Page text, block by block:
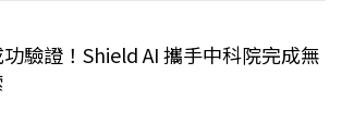
驗證！Shield AI 攜手中科院完成無